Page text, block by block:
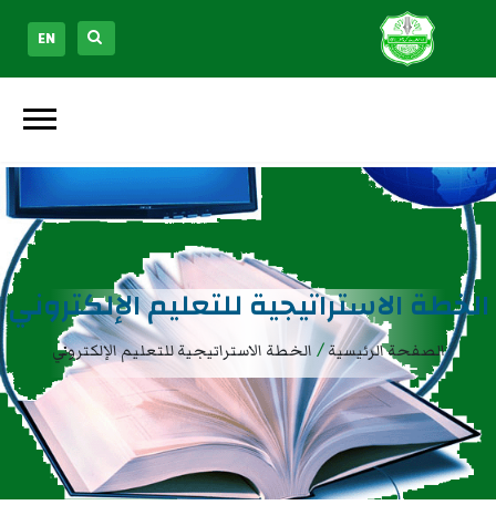
EN
الخطة الاستراتيجية للتعليم الإلكتروني
الصفحة الرئيسية/ الخطة الاستراتيجية للتعليم الإلكتروني